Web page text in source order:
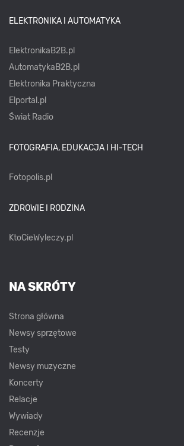
ELEKTRONIKA I AUTOMATYKA
ElektronikaB2B.pl
AutomatykaB2B.pl
Elektronika Praktyczna
Elportal.pl
Świat Radio
FOTOGRAFIA, EDUKACJA I HI-TECH
Fotopolis.pl
ZDROWIE I RODZINA
KtoCieWyleczy.pl
NA SKRÓTY
Strona główna
Newsy sprzętowe
Testy
Newsy muzyczne
Koncerty
Relacje
Wywiady
Recenzje